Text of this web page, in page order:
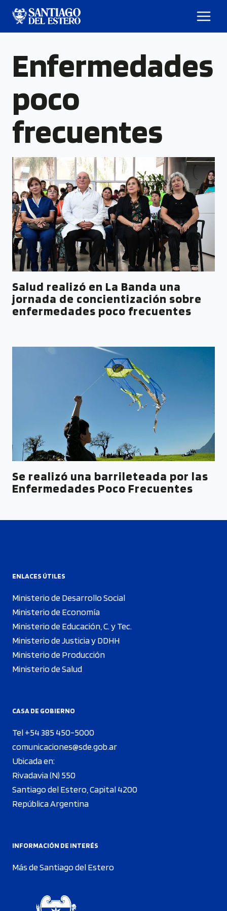
Enfermedades
poco
frecuentes
Salud realizó en La Banda una
jornada de concientización sobre
enfermedades poco frecuentes
Se realizó una barrileteada por las
Enfermedades Poco Frecuentes
ENLACES ÚTILES
Ministerio de Desarrollo Social
Ministerio de Economía
Ministerio de Educación, C. y Tec.
Ministerio de Justicia y DDHH
Ministerio de Producción
Ministerio de Salud
CASA DE GOBIERNO
Tel +54 385 450-5000
comunicaciones@sde.gob.ar
Ubicada en:
Rivadavia (N) 550
Santiago del Estero, Capital 4200
República Argentina
INFORMACIÓN DE INTERÉS
Más de Santiago del Estero